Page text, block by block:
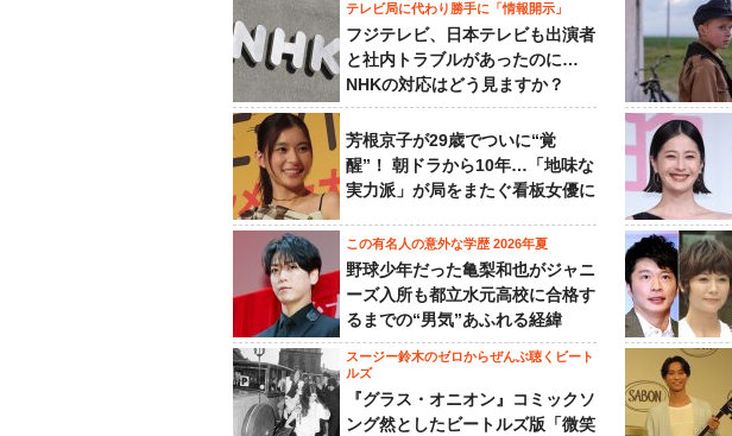
テレビ局に代わり勝手に「情報開示」
フジテレビ、日本テレビも出演者
と社内トラブルがあったのに…
NHKの対応はどう見ますか？
芳根京子が29歳でついに“覚
醒”！ 朝ドラから10年…「地味な
実力派」が局をまたぐ看板女優に
この有名人の意外な学歴 2026年夏
野球少年だった亀梨和也がジャニ
ーズ入所も都立水元高校に合格す
るまでの“男気”あふれる経緯
スージー鈴木のゼロからぜんぶ聴くビート
ルズ
『グラス・オニオン』コミックソ
ング然としたビートルズ版「微笑